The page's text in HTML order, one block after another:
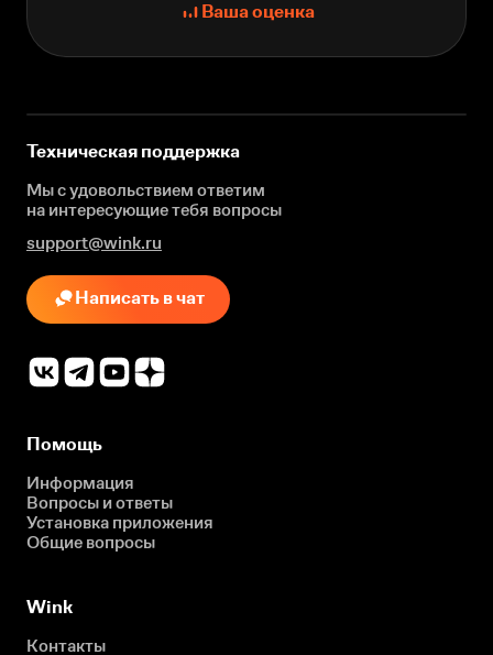
Ваша оценка
Техническая поддержка
Мы с удовольствием ответим
на интересующиетебя вопросы
support@wink.ru
Написать в чат
Помощь
Информация
Вопросы и ответы
Установка приложения
Общие вопросы
Wink
Контакты